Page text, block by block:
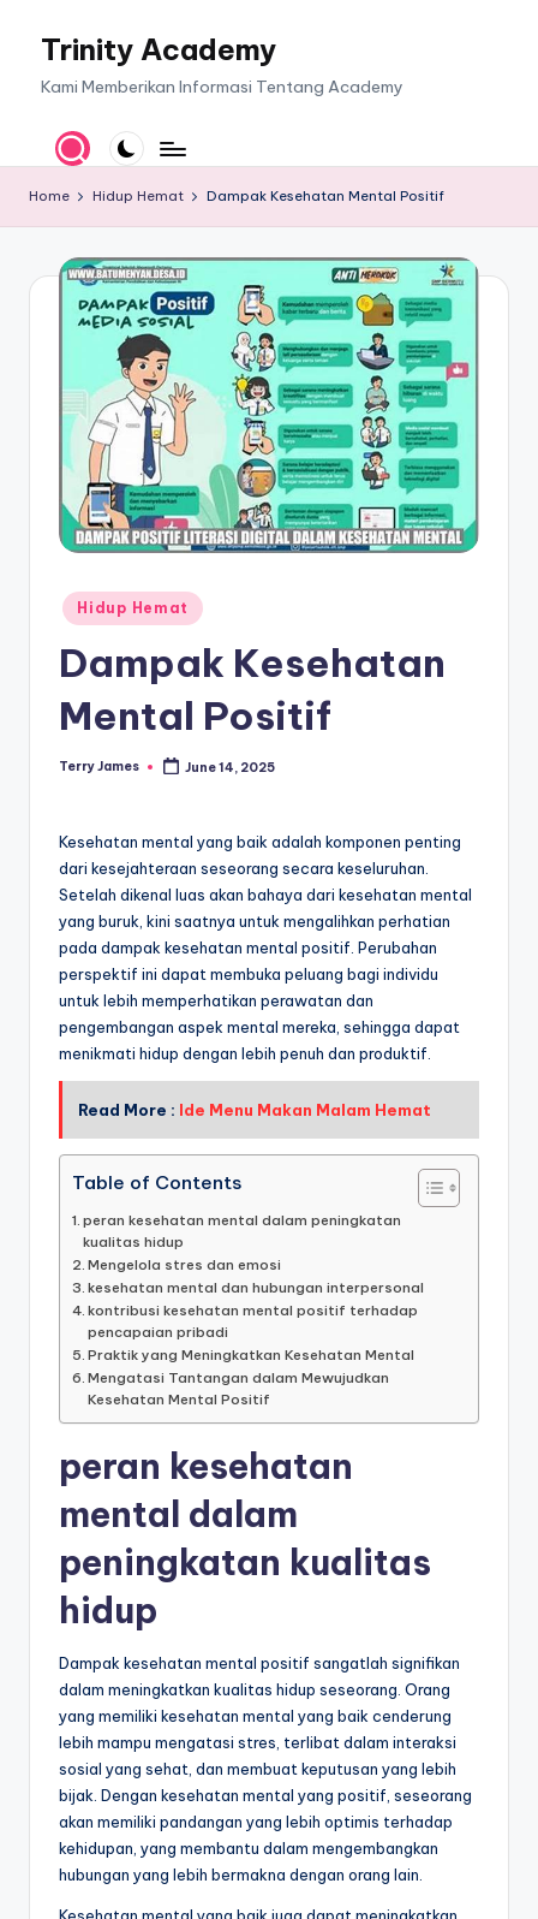
Trinity Academy
Kami Memberikan Informasi Tentang Academy
Home Hidup Hemat Dampak Kesehatan Mental Positif
Posted
in
Hidup Hemat
Dampak Kesehatan
Mental Positif
Posted
Terry James June 14, 2025
Kesehatan mental yang baik adalah komponen penting
dari kesejahteraan seseorang secara keseluruhan.
Setelah dikenal luas akan bahaya dari kesehatan mental
yang buruk, kini saatnya untuk mengalihkan perhatian
pada dampak kesehatan mental positif. Perubahan
perspektif ini dapat membuka peluang bagi individu
untuk lebih memperhatikan perawatan dan
pengembangan aspek mental mereka, sehingga dapat
menikmati hidup dengan lebih penuh dan produktif.
Read More : Ide Menu Makan Malam Hemat
Table of Contents
peran kesehatan mental dalam peningkatan
kualitas hidup
Mengelola stres dan emosi
kesehatan mental dan hubungan interpersonal
kontribusi kesehatan mental positif terhadap
pencapaian pribadi
Praktik yang Meningkatkan Kesehatan Mental
Mengatasi Tantangan dalam Mewujudkan
Kesehatan Mental Positif
peran kesehatan
mental dalam
peningkatan kualitas
hidup
Dampak kesehatan mental positif sangatlah signifikan
dalam meningkatkan kualitas hidup seseorang. Orang
yang memiliki kesehatan mental yang baik cenderung
lebih mampu mengatasi stres, terlibat dalam interaksi
sosial yang sehat, dan membuat keputusan yang lebih
bijak. Dengan kesehatan mental yang positif, seseorang
akan memiliki pandangan yang lebih optimis terhadap
kehidupan, yang membantu dalam mengembangkan
hubungan yang lebih bermakna dengan orang lain.
Kesehatan mental yang baik juga dapat meningkatkan